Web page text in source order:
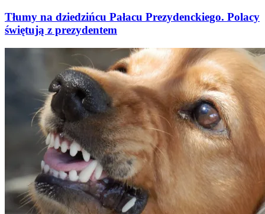
Tłumy na dziedzińcu Pałacu Prezydenckiego. Polacy
świętują z prezydentem